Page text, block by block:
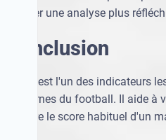
réaliser une analyse plus
Conclusion
Le xG est l'un des indicateurs
modernes du football. Il aide à
derrière le score habituel d'un